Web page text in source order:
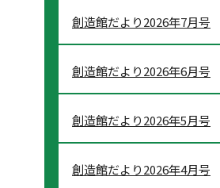
創造館だより2026年7月号
創造館だより2026年6月号
創造館だより2026年5月号
創造館だより2026年4月号